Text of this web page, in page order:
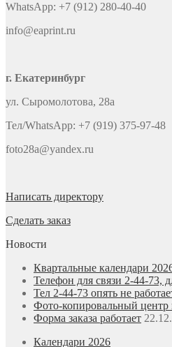
WhatsApp: +7 (912) 280-40-40
info@eaprint.ru
г. Екатеринбург
ул. Сыромолотова, 28а
Тел/WhatsApp: +7 (919) 375-97-48
foto28a@yandex.ru
Написать директору
Сделать заказ
Новости
Квартальные календари
Телефон для связи 2-44-73,
Тел 2-44-73 опять не
Фото-копировальный центр
Форма заказа работает
Календари 2026